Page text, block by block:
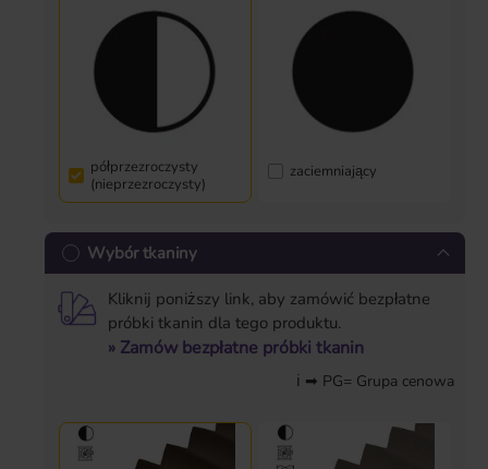
półprzezroczysty
(nieprzezroczysty)
zaciemniający
Wybór tkaniny
Kliknij poniższy link, aby zamówić bezpłatne
próbki tkanin dla tego produktu.
» Zamów bezpłatne próbki tkanin
ℹ ➡ PG= Grupa cenowa